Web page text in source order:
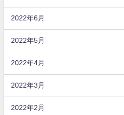
2022年6月
2022年5月
2022年4月
2022年3月
2022年2月